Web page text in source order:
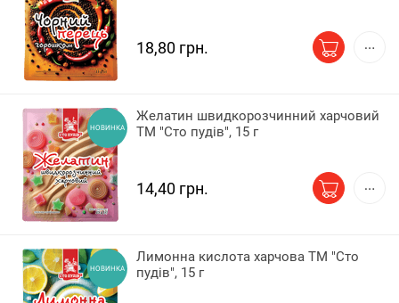
18,80 грн.
НОВИНКА
Желатин швидкорозчинний харчовий
ТМ "Сто пудів", 15 г
14,40 грн.
НОВИНКА
Лимонна кислота харчова ТМ "Сто
пудів", 15 г